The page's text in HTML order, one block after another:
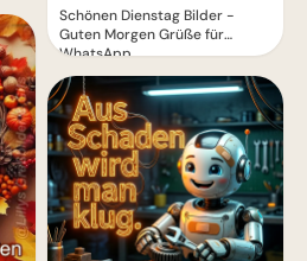
Schönen Dienstag Bilder -
Guten Morgen Grüße für
WhatsApp